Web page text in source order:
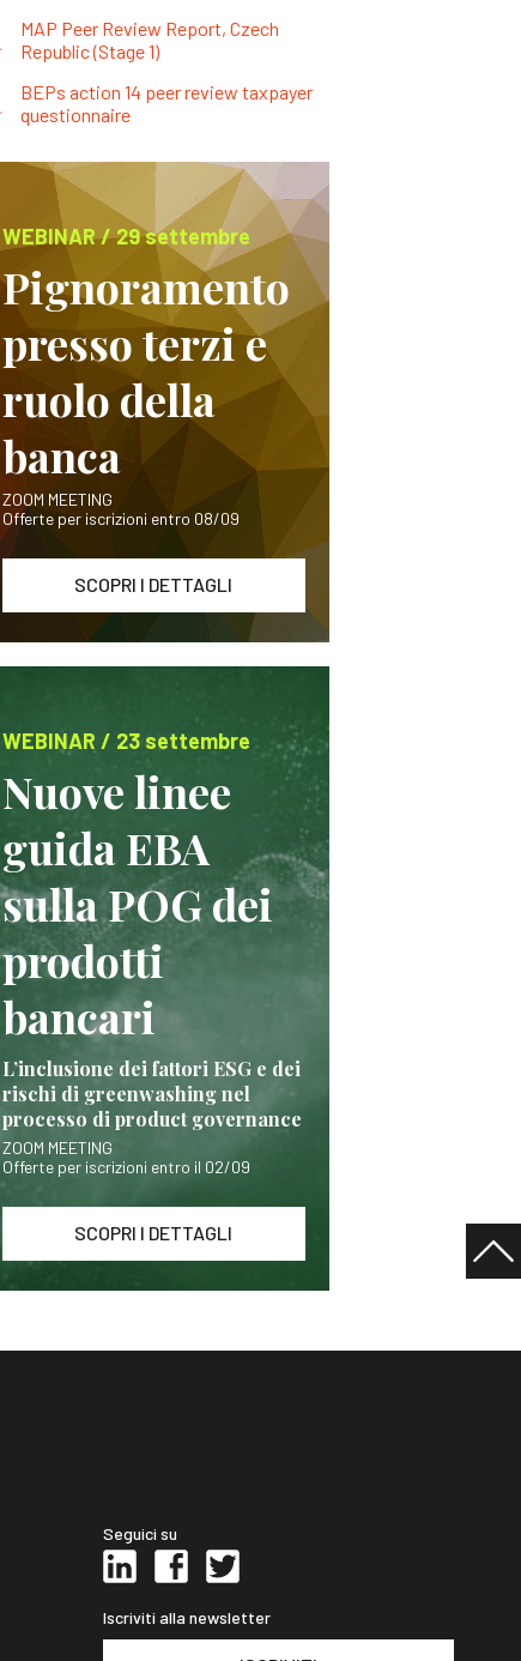
MAP Peer Review Report, Czech
Republic (Stage 1)
BEPs action 14 peer review taxpayer
questionnaire
WEBINAR / 29 settembre
Pignoramento
presso terzi e
ruolo della
banca
ZOOM MEETING
Offerte per iscrizioni entro 08/09
SCOPRI I DETTAGLI
WEBINAR / 23 settembre
Nuove linee
guida EBA
sulla POG dei
prodotti
bancari
L’inclusione dei fattori ESG e dei
rischi di greenwashing nel
processo di product governance
ZOOM MEETING
Offerte per iscrizioni entro il 02/09
SCOPRI I DETTAGLI
Seguici su
Iscriviti alla newsletter